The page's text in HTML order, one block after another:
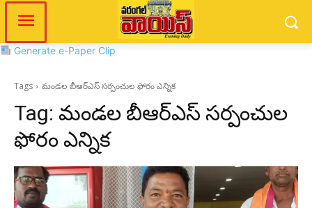
Generate e-Paper Clip
Tags మండల బీఆర్‌ఎస్ సర్పంచుల ఫోరం ఎన్నిక
Tag: మండల బీఆర్‌ఎస్ సర్పంచుల
ఫోరం ఎన్నిక